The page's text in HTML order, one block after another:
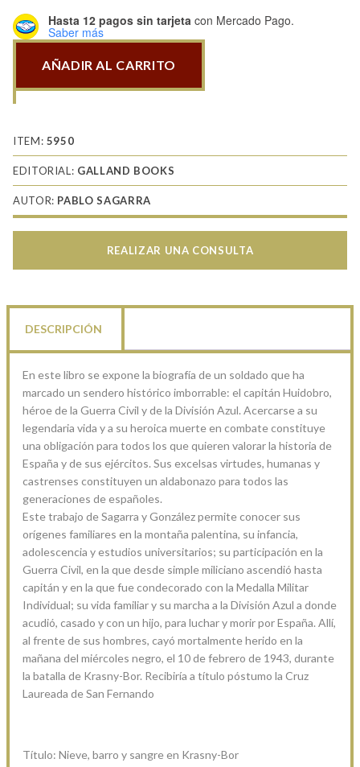
Hasta 12 pagos sin tarjeta con Mercado Pago.
Saber más
barro
sangre
en
Bor
cantidad
AÑADIR AL CARRITO
ITEM: 5950
EDITORIAL: GALLAND BOOKS
AUTOR: PABLO SAGARRA
REALIZAR UNA CONSULTA
DESCRIPCIÓN
En este libro se expone la biografía de un soldado que ha
marcado un sendero histórico imborrable: el capitán Huidobro,
héroe de la Guerra Civil y de la División Azul. Acercarse a su
legendaria vida y a su heroica muerte en combate constituye
una obligación para todos los que quieren valorar la historia de
España y de sus ejércitos. Sus excelsas virtudes, humanas y
castrenses constituyen un aldabonazo para todos las
generaciones de españoles.
Este trabajo de Sagarra y González permite conocer sus
orígenes familiares en la montaña palentina, su infancia,
adolescencia y estudios universitarios; su participación en la
Guerra Civil, en la que desde simple miliciano ascendió hasta
capitán y en la que fue condecorado con la Medalla Militar
Individual; su vida familiar y su marcha a la División Azul a donde
acudió, casado y con un hijo, para luchar y morir por España. Allí,
al frente de sus hombres, cayó mortalmente herido en la
mañana del miércoles negro, el 10 de febrero de 1943, durante
la batalla de Krasny-Bor. Recibiría a título póstumo la Cruz
Laureada de San Fernando
Título: Nieve, barro y sangre en Krasny-Bor